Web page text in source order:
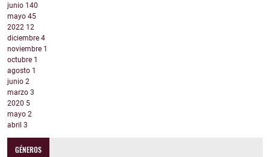
junio 140
mayo 45
2022 12
diciembre 4
noviembre 1
octubre 1
agosto 1
junio 2
marzo 3
2020 5
mayo 2
abril 3
GÉNEROS